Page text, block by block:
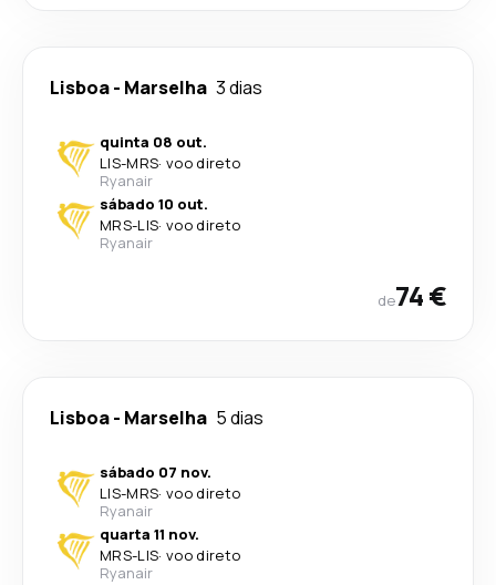
Lisboa- Marselha 3 dias
quinta 08 out.
LIS-MRS· voo direto
Ryanair
sábado 10 out.
MRS-LIS· voo direto
Ryanair
de74 €
Lisboa- Marselha 5 dias
sábado 07 nov.
LIS-MRS· voo direto
Ryanair
quarta 11 nov.
MRS-LIS· voo direto
Ryanair